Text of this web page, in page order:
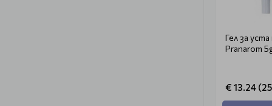
Гел за
Pranarom
€ 13.24